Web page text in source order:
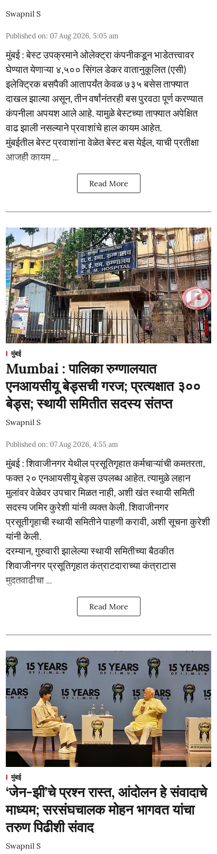
Swapnil S
Published on: 07 Aug 2026, 5:05 am
मुंबई : बेस्ट उपक्रमाने ओलेक्ट्रा कंपनीकडून भाडेतत्त्वावर
घेण्यात येणाऱ्या ४,५०० सिंगल डेकर वातानुकूलित (एसी)
इलेक्ट्रिक बसपैकी आतापर्यंत केवळ ७३५ बसेस ताफ्यात
दाखल झाल्या असून, तीन वर्षांनंतरही बस पुरवठा पूर्ण करण्यात
कंपनीला अपयश आले आहे. यामुळे बेस्टच्या ताफ्यात अपेक्षित
वाढ झाली नसल्याने प्रवाशांचे हाल कायम आहेत.
मुंबईतील बेस्ट प्रवाशांना वेळेत बेस्ट बस येईल, याची प्रतीक्षा
आजही कायम ...
Read More
मुंबई
Mumbai : पालिका रुग्णालयात
एनआयसीयू बेड्सची गरज; प्रत्यक्षात ३००
बेड्स; स्थायी समितीत सदस्य संतप्त
Swapnil S
Published on: 07 Aug 2026, 4:55 am
मुंबई : शिवाजीनगर येथील प्रसूतिगृहात कर्मचाऱ्यांची कमतरता,
फक्त २० एनआयसीयू बेड्स उपलब्ध आहेत. त्यामुळे लहान
मुलांवर वेळेवर उपचार मिळत नाही, अशी खंत स्थायी समिती
सदस्य जमिर कुरेशी यांनी व्यक्त केली. शिवाजीनगर
प्रसूतीगृहाची स्थायी समितीने पाहणी करावी, अशी सूचना कुरेशी
यांनी केली.
दरम्यान, गुरुवारी झालेल्या स्थायी समितीच्या बैठकीत
शिवाजीनगर प्रसूतिगृहात कंत्राटदाराच्या कंत्राटास
मुदतवाढीचा ...
Read More
मुंबई
‘जेन-झी’चे प्रश्न रास्त, आंदोलन हे संवादाचे
माध्यम; सरसंघचालक मोहन भागवत यांचा
तरुण पिढीशी संवाद
Swapnil S